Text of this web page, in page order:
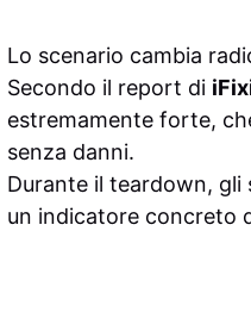
Lo scenario cambia
Secondo il report di
estremamente forte,
senza danni.
Durante il teardown,
un indicatore concreto